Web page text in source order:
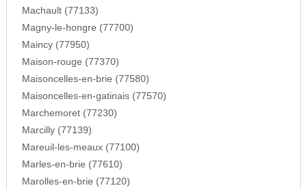
Machault (77133)
Magny-le-hongre (77700)
Maincy (77950)
Maison-rouge (77370)
Maisoncelles-en-brie (77580)
Maisoncelles-en-gatinais (77570)
Marchemoret (77230)
Marcilly (77139)
Mareuil-les-meaux (77100)
Marles-en-brie (77610)
Marolles-en-brie (77120)